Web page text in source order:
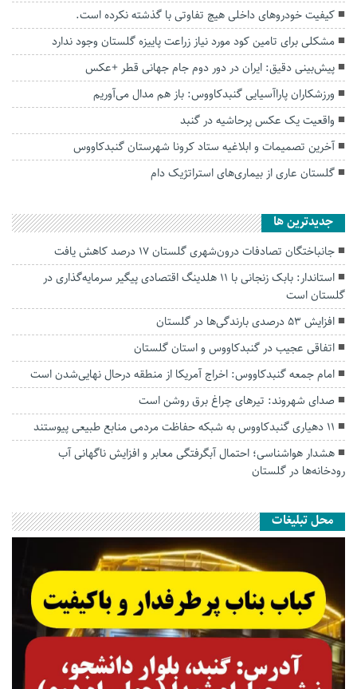
کیفیت خودروهای داخلی هیچ تفاوتی با گذشته نکرده است.
مشکلی برای تامین کود مورد نیاز زراعت پاییزه گلستان وجود ندارد
پیش‌بینی دقیق: ایران در دور دوم جام جهانی قطر +عکس
ورزشکاران پاراآسیایی گنبدکاووس: باز هم مدال می‌آوریم
واقعیت یک عکس پرحاشیه در گنبد
آخرین تصمیمات و ابلاغیه ستاد کرونا شهرستان گنبدکاووس
گلستان عاری از بیماری‌های استراتژیک دام
جديدترين ها
جانباختگان تصادفات درون‌شهری گلستان ۱۷ درصد کاهش یافت
استاندار: بابک زنجانی با ۱۱ هلدینگ اقتصادی پیگیر سرمایه‌گذاری در
گلستان است
افزایش ۵۳ درصدی بارندگی‌ها در گلستان
اتفاقی عجیب در‌ گنبدکاووس و استان گلستان
امام جمعه گنبدکاووس: اخراج آمریکا از منطقه درحال نهایی‌شدن است
صدای شهروند: تیرهای چراغ برق روشن است
۱۱ دهیاری گنبدکاووس به شبکه حفاظت مردمی منابع طبیعی پیوستند
هشدار هواشناسی؛ احتمال آبگرفتگی معابر و افزایش ناگهانی آب
رودخانه‌ها در گلستان
محل تبلیغات